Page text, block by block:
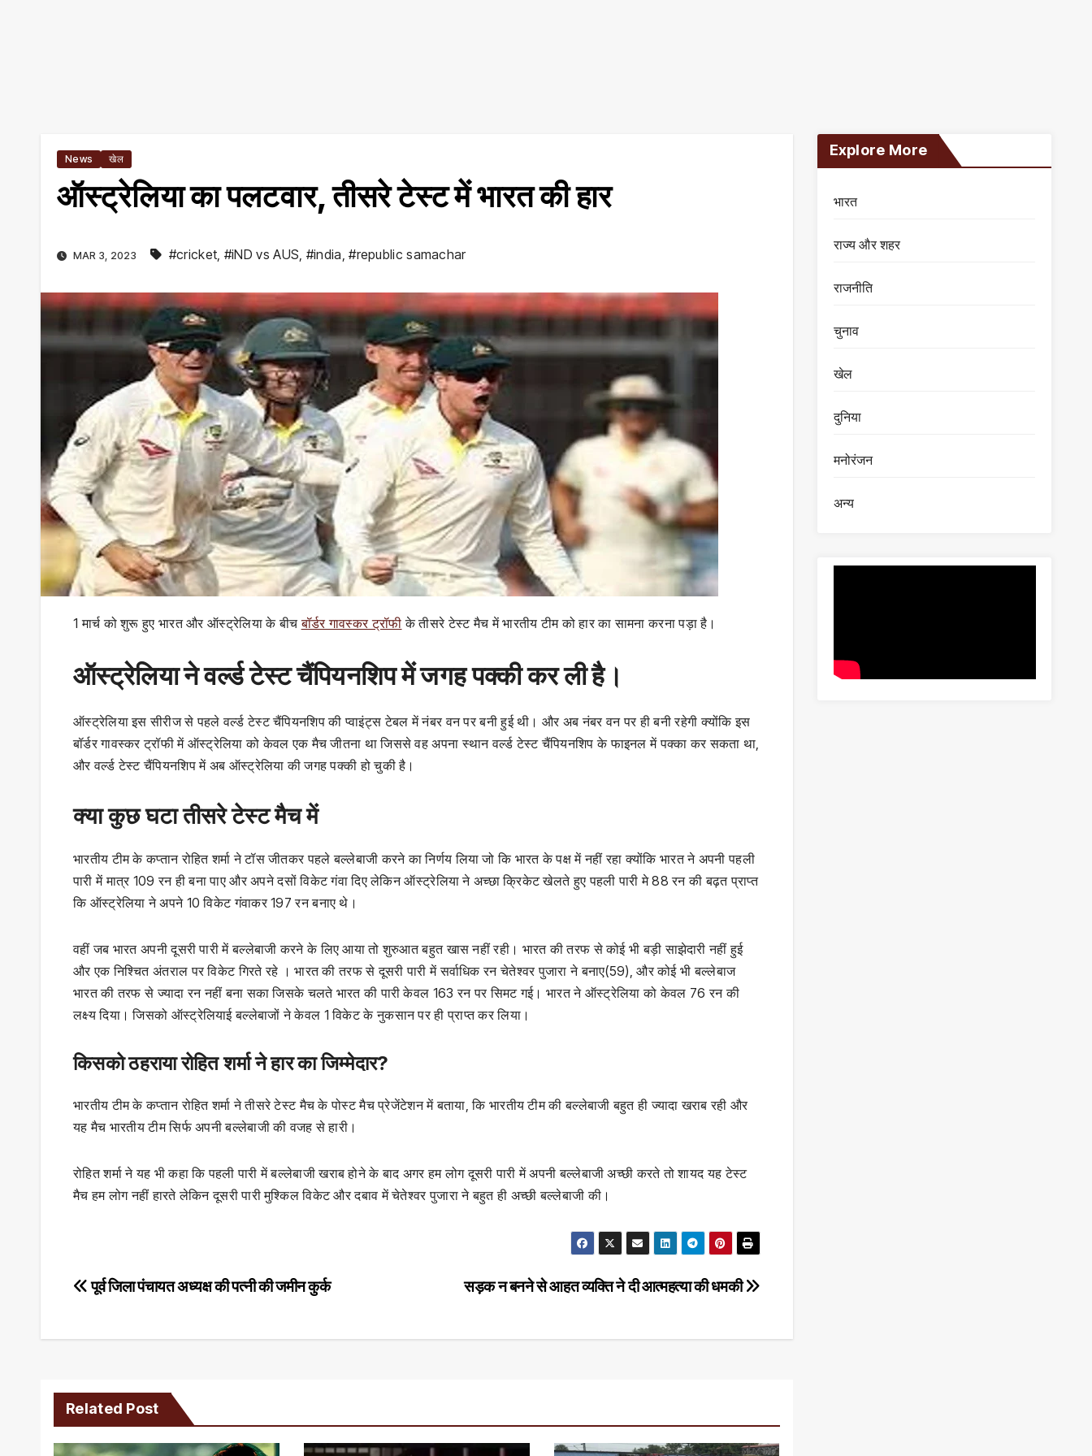
News खेल
ऑस्ट्रेलिया का पलटवार, तीसरे टेस्ट में भारत की हार
MAR 3, 2023 #cricket, #iND vs AUS, #india,#republic samachar
1 मार्च को शुरू हुए भारत और ऑस्ट्रेलिया के बीचबॉर्डर गावस्कर ट्रॉफी के तीसरे टेस्ट मैच में भारतीय टीम को हार का सामना करना पड़ा है।
ऑस्ट्रेलिया ने वर्ल्ड टेस्ट चैंपियनशिप में जगह पक्की कर ली है।
ऑस्ट्रेलिया इस सीरीज से पहले वर्ल्ड टेस्ट चैंपियनशिप की प्वाइंट्स टेबल में नंबर वन पर बनी हुई थी। और अब नंबर वन पर ही बनी रहेगी क्योंकि इस
बॉर्डर गावस्कर ट्रॉफी में ऑस्ट्रेलिया को केवल एक मैच जीतना था जिससे वह अपना स्थान वर्ल्ड टेस्ट चैंपियनशिप के फाइनल में पक्का कर सकता था,
और वर्ल्ड टेस्ट चैंपियनशिप में अब ऑस्ट्रेलिया की जगह पक्की हो चुकी है।
क्या कुछ घटा तीसरे टेस्ट मैच में
भारतीय टीम के कप्तान रोहित शर्मा ने टॉस जीतकर पहले बल्लेबाजी करने का निर्णय लिया जो कि भारत के पक्ष में नहीं रहा क्योंकि भारत ने अपनी पहली
पारी में मात्र 109 रन ही बना पाए और अपने दसों विकेट गंवा दिए लेकिन ऑस्ट्रेलिया ने अच्छा क्रिकेट खेलते हुए पहली पारी मे 88 रन की बढ़त प्राप्त
कि ऑस्ट्रेलिया ने अपने 10 विकेट गंवाकर 197 रन बनाए थे।
वहीं जब भारत अपनी दूसरी पारी में बल्लेबाजी करने के लिए आया तो शुरुआत बहुत खास नहीं रही। भारत की तरफ से कोई भी बड़ी साझेदारी नहीं हुई
और एक निश्चित अंतराल पर विकेट गिरते रहे । भारत की तरफ से दूसरी पारी में सर्वाधिक रन चेतेश्वर पुजारा ने बनाए(59), और कोई भी बल्लेबाज
भारत की तरफ से ज्यादा रन नहीं बना सका जिसके चलते भारत की पारी केवल 163 रन पर सिमट गई। भारत ने ऑस्ट्रेलिया को केवल 76 रन की
लक्ष्य दिया। जिसको ऑस्ट्रेलियाई बल्लेबाजों ने केवल 1 विकेट के नुकसान पर ही प्राप्त कर लिया।
किसको ठहराया रोहित शर्मा ने हार का जिम्मेदार?
भारतीय टीम के कप्तान रोहित शर्मा ने तीसरे टेस्ट मैच के पोस्ट मैच प्रेजेंटेशन में बताया, कि भारतीय टीम की बल्लेबाजी बहुत ही ज्यादा खराब रही और
यह मैच भारतीय टीम सिर्फ अपनी बल्लेबाजी की वजह से हारी।
रोहित शर्मा ने यह भी कहा कि पहली पारी में बल्लेबाजी खराब होने के बाद अगर हम लोग दूसरी पारी में अपनी बल्लेबाजी अच्छी करते तो शायद यह टेस्ट
मैच हम लोग नहीं हारते लेकिन दूसरी पारी मुश्किल विकेट और दबाव में चेतेश्वर पुजारा ने बहुत ही अच्छी बल्लेबाजी की।
Post
सड़क न बनने से आहत व्यक्ति ने दी आत्महत्या की धमकी
पूर्व जिला पंचायत अध्यक्ष की पत्नी की जमीन कुर्क
Related Post
Explore More
भारत
राज्य और शहर
राजनीति
चुनाव
खेल
दुनिया
मनोरंजन
अन्य